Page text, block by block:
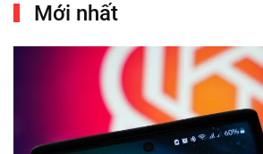
Mới nhất